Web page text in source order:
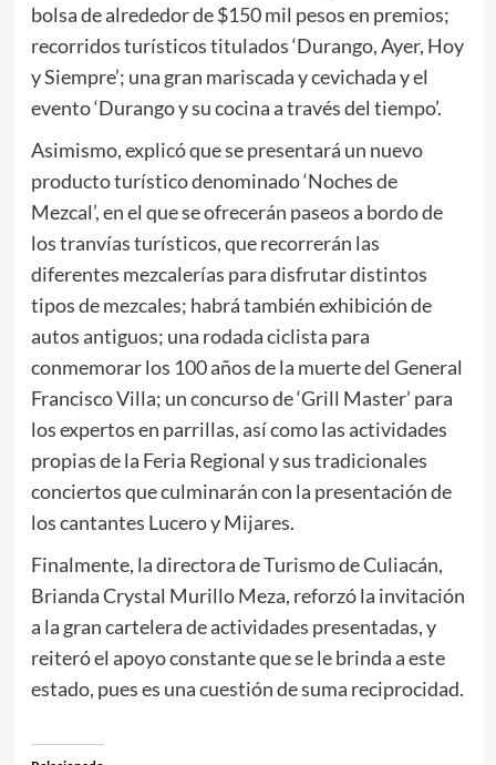
bolsa de alrededor de $150 mil pesos en premios;
recorridos turísticos titulados ‘Durango, Ayer, Hoy
y Siempre’; una gran mariscada y cevichada y el
evento ‘Durango y su cocina a través del tiempo’.
Asimismo, explicó que se presentará un nuevo
producto turístico denominado ‘Noches de
Mezcal’, en el que se ofrecerán paseos a bordo de
los tranvías turísticos, que recorrerán las
diferentes mezcalerías para disfrutar distintos
tipos de mezcales; habrá también exhibición de
autos antiguos; una rodada ciclista para
conmemorar los 100 años de la muerte del General
Francisco Villa; un concurso de ‘Grill Master’ para
los expertos en parrillas, así como las actividades
propias de la Feria Regional y sus tradicionales
conciertos que culminarán con la presentación de
los cantantes Lucero y Mijares.
Finalmente, la directora de Turismo de Culiacán,
Brianda Crystal Murillo Meza, reforzó la invitación
a la gran cartelera de actividades presentadas, y
reiteró el apoyo constante que se le brinda a este
estado, pues es una cuestión de suma reciprocidad.